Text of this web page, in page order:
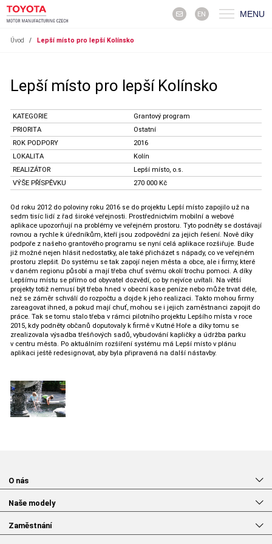
EN MENU
Úvod / Lepší místo pro lepší Kolínsko
Lepší místo pro lepší Kolínsko
KATEGORIE
Grantový program
PRIORITA
Ostatní
ROK PODPORY
2016
LOKALITA
Kolín
REALIZÁTOR
Lepší místo, o.s.
VÝŠE PŘÍSPĚVKU
270 000 Kč
Od roku 2012 do poloviny roku 2016 se do projektu Lepší místo zapojilo už na
sedm tisíc lidí z řad široké veřejnosti. Prostřednictvím mobilní a webové
aplikace upozorňují na problémy ve veřejném prostoru. Tyto podněty se dostávají
rovnou a rychle k úředníkům, kteří jsou zodpovědní za jejich řešení. Nově díky
podpoře z našeho grantového programu se nyní celá aplikace rozšiřuje. Bude
již možné nejen hlásit nedostatky, ale také přicházet s nápady, co ve veřejném
prostoru zlepšit. Do systému se tak zapojí nejen města a obce, ale i firmy, které
v daném regionu působí a mají třeba chuť svému okolí trochu pomoci. A díky
Lepšímu místu se přímo od obyvatel dozvědí, co by nejvíce uvítali. Na větší
projekty totiž nemusí být třeba hned v obecní kase peníze nebo může trvat déle,
než se záměr schválí do rozpočtu a dojde k jeho realizaci. Takto mohou firmy
zareagovat ihned, a pokud mají chuť, mohou se i jejich zaměstnanci zapojit do
práce. Tak se tomu stalo třeba v rámci pilotního projektu Lepšího místa v roce
2015, kdy podněty občanů doputovaly k firmě v Kutné Hoře a díky tomu se
zrealizovala výsadba třešňových sadů, vybudování kapličky a údržba parku
v centru města. Po aktuálním rozšíření systému má Lepší místo v plánu
aplikaci ještě redesignovat, aby byla připravená na další nástavby.
O nás
Naše modely
Zaměstnání